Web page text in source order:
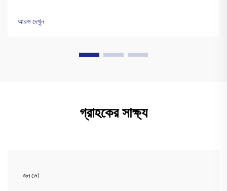
আরও দেখুন
গ্রাহকের সাক্ষ্য
জন ডো